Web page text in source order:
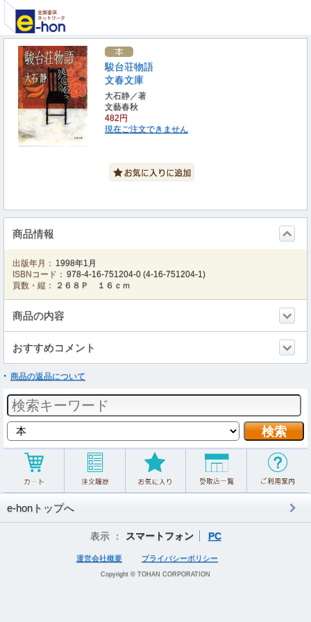
駿台荘物語
文春文庫
大石静／著
文藝春秋
482円
現在ご注文できません
商品情報
出版年月： 1998年1月
ISBNコード： 978-4-16-751204-0 (4-16-751204-1)
頁数・縦：
２６８Ｐ １６ｃｍ
商品の内容
おすすめコメント
商品の返品について
e-honトップへ
表示 ： スマートフォン PC
運営会社概要 プライバシーポリシー
Copyright © TOHAN CORPORATION